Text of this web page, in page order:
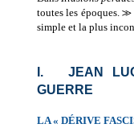
toutes les époques.
simple et la plus
I.
JEAN
GUERRE
LA « DÉRIVE